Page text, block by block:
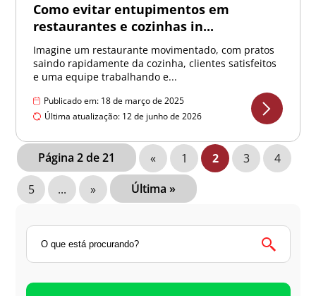
Como evitar entupimentos em
restaurantes e cozinhas in...
Imagine um restaurante movimentado, com pratos
saindo rapidamente da cozinha, clientes satisfeitos
e uma equipe trabalhando e...
Publicado em: 18 de março de 2025
Última atualização: 12 de junho de 2026
Página 2 de 21 « 1 2 3
4
5
... » Última »